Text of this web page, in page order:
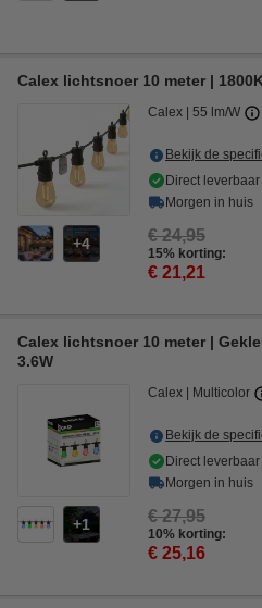
Calex lichtsnoer 10 meter |
4
Calex 55 lm/W
Bekijk de
Direct leverbaar
Morgen in huis
€ 24,95
15% korting:
€ 21,21
Calex lichtsnoer 10 meter |
3.6W
1
Calex Multicolor
Bekijk de
Direct leverbaar
Morgen in huis
€ 27,95
10% korting:
€ 25,16